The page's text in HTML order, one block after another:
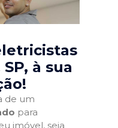
, à sua
de um
para
imóvel, seja